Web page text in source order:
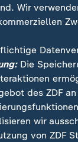
machen,
absacken und
Sprecherin
Wir
Die
des ZDF
wir
von ZDF